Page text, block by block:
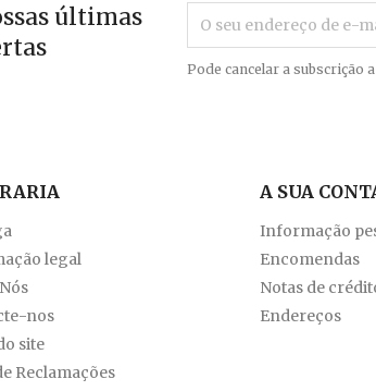
últimas
Pode cancelar a subscrição
legal
nos
site
Reclamações
A SUA
Informação
Encomendas
Notas de
Endereços